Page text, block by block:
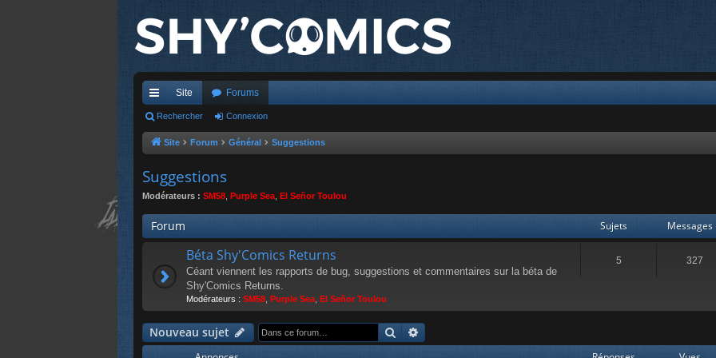
cc
ès
de
Site Forums
Rechercher Connexion
Site Forum Général Suggestions
Suggestions
Modérateurs : SM58 Purple Sea El Señor Toulou
Forum Sujets Messages
Béta Shy'Comics Returns
Céant viennent les rapports de bug, suggestions et commentaires sur la béta de
Shy'Comics Returns.
Modérateurs : SM58, Purple Sea, El Señor Toulou
5 327
Nouveau sujet Rechercher